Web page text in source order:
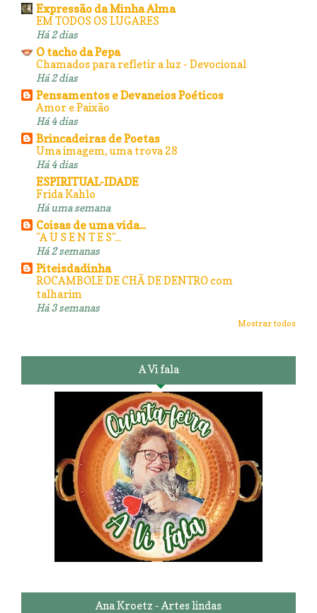
Expressão da Minha Alma
EM TODOS OS LUGARES
Há 2 dias
O tacho da Pepa
Chamados para refletir a luz - Devocional
Há 2 dias
Pensamentos e Devaneios Poéticos
Amor e Paixão
Há 4 dias
Brincadeiras de Poetas
Uma imagem, uma trova 28
Há 4 dias
ESPIRITUAL-IDADE
Frida Kahlo
Há uma semana
Coisas de uma vida...
"A U S E N T E S"...
Há 2 semanas
Piteisdadinha
ROCAMBOLE DE CHÃ DE DENTRO com
talharim
Há 3 semanas
Mostrar todos
A Vi fala
Ana Kroetz - Artes lindas